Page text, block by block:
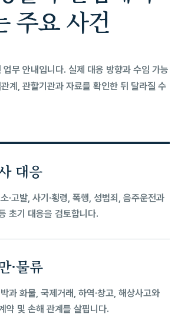
주요 사건
무 안내입니다. 실제 대응 방향과 수임 가능
계, 관할기관과 자료를 확인한 뒤 달라질 수
대응
·고발, 사기·횡령, 폭행, 성범죄, 음주운전과
초기 대응을 검토합니다.
·물류
과 화물, 국제거래, 하역·창고, 해상사고와
약 및 손해 관계를 살핍니다.